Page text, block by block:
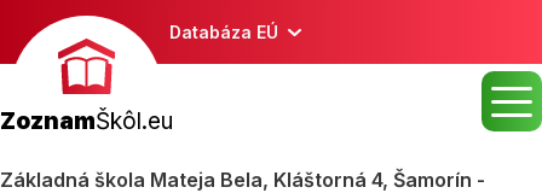
Databáza EÚ
ZoznamŠkôl.eu
Základná škola Mateja Bela, Kláštorná 4, Šamorín -